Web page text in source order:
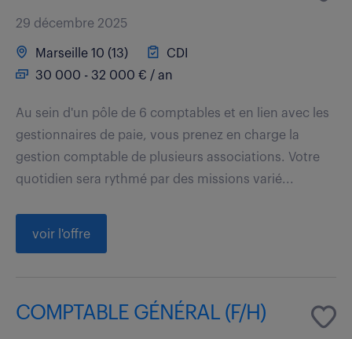
29 décembre 2025
Marseille 10 (13)
CDI
30 000 - 32 000 € / an
Au sein d'un pôle de 6 comptables et en lien avec les
gestionnaires de paie, vous prenez en charge la
gestion comptable de plusieurs associations. Votre
quotidien sera rythmé par des missions varié...
voir l'offre
COMPTABLE GÉNÉRAL (F/H)